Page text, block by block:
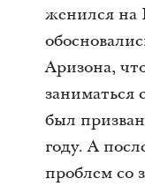
женился на
Аризона,
заниматься
был призван
году. А
проблем со